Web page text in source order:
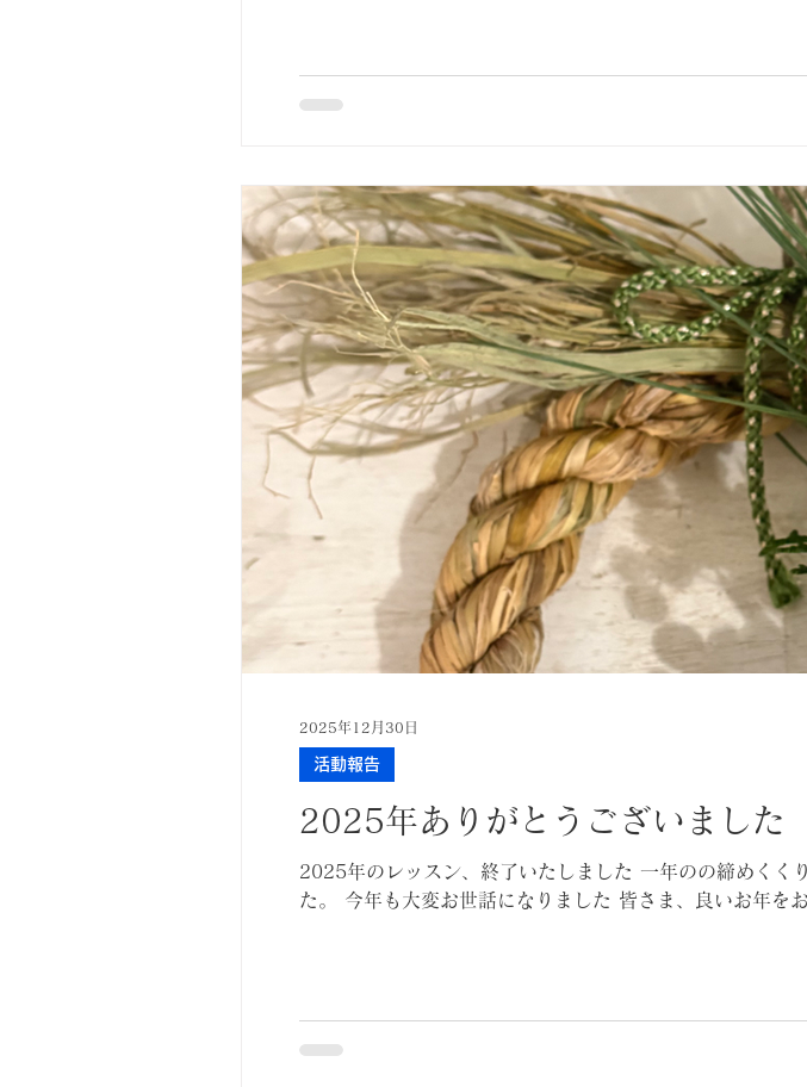
さんのドリンクとおやつをお楽しみ頂けます。 （演劇上
2025年ありがとうございました
2025年のレッスン、終了いたしました 一年のの締めくく
た。 今年も大変お世話になりました 皆さま、良いお年を
活動報告
2025年12月30日